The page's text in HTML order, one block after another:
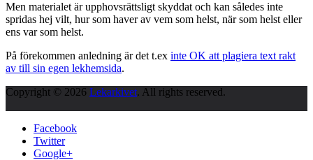
Men materialet är upphovsrättsligt skyddat och kan således inte
spridas hej vilt, hur som haver av vem som helst, när som helst eller
ens var som helst.
På förekommen anledning är det t.ex inte OK att plagiera text rakt
av till sin egen lekhemsida.
Copyright © 2026 Lekarkivet. All rights reserved.
Facebook
Twitter
Google+